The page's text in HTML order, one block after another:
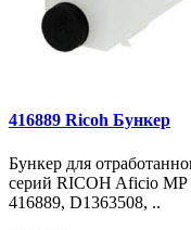
416889 Ricoh Бункер
Бункер для
серий RICOH Aficio MP
416889, D1363508, ..